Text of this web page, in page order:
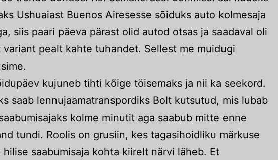
Ushuaiast Buenos Airesesse sõiduks auto kolmesaja
siis paari päeva pärast olid autod otsas ja saadaval oli
variant pealt kahte tuhandet. Sellest me muidugi
kujuneb tihti kõige töisemaks ja nii ka seekord.
saab lennujaamatranspordiks Bolt kutsutud, mis lubab
kolme minutit aga saabub mitte enne
tundi. Roolis on grusiin, kes tagasihoidliku märkuse
hilise saabumisaja kohta kiirelt närvi läheb. Et